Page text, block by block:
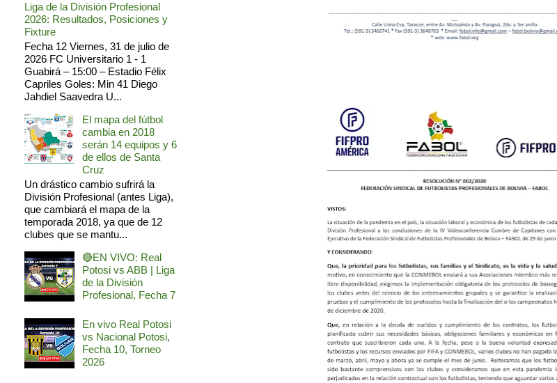
Liga de la División Profesional
2026: Resultados, Posiciones y
Fixture
Fecha 12 Viernes, 31 de julio de
2026 FC Universitario 1 - 1
Guabirá – 15:00 – Estadio Félix
Capriles Goles: Min 41 Diego
Jahdiel Saavedra U...
El mapa del fútbol
cambia en 2018
serán 14 equipos y 6
de ellos de Santa
Cruz
Un drástico cambio sufrirá la
División Profesional (antes Liga),
que cambiará el mapa de la
temporada 2018, ya que de 12
clubes que se mantu...
🔴EN VIVO: Real
Potosi vs ABB | Liga
de la División
Profesional, Fecha 7
En vivo Real Potosi
vs Nacional Potosi,
Fecha 10, Torneo
2026